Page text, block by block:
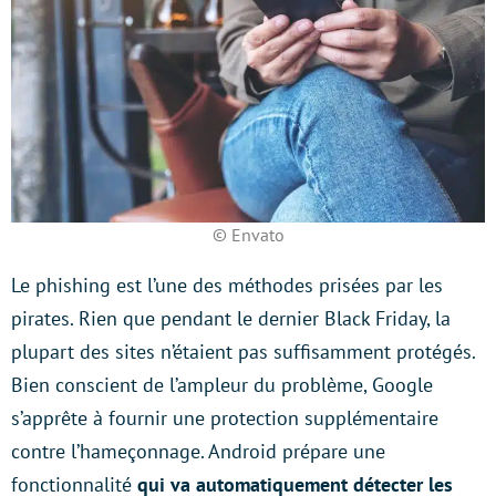
© Envato
Le phishing est l’une des méthodes prisées par les
pirates. Rien que pendant le dernier Black Friday, la
plupart des sites n’étaient pas suffisamment protégés.
Bien conscient de l’ampleur du problème, Google
s’apprête à fournir une protection supplémentaire
contre l’hameçonnage. Android prépare une
fonctionnalité qui va automatiquement détecter les